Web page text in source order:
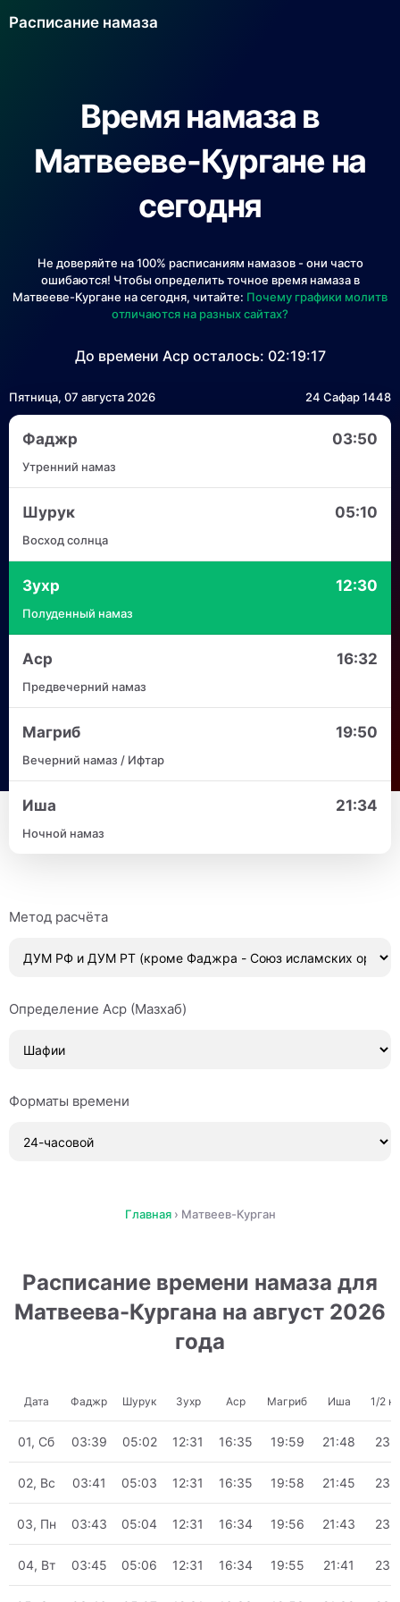
Расписание намаза
Время намаза в
Матвееве-Кургане на
сегодня
Не доверяйте на 100% расписаниям намазов - они часто
ошибаются! Чтобы определить точное время намаза в
Матвееве-Кургане на сегодня, читайте: Почему графики молитв
отличаются на разных сайтах?
До времени Аср осталось: 02:19:17
Пятница, 07 августа 2026 24 Сафар 1448
Фаджр 03:50
Утренний намаз
Шурук 05:10
Восход солнца
Зухр 12:30
Полуденный намаз
Аср 16:32
Предвечерний намаз
Магриб 19:50
Вечерний намаз / Ифтар
Иша 21:34
Ночной намаз
Метод расчёта
Определение Аср (Мазхаб)
Форматы времени
Главная› Матвеев-Курган
Расписание времени намаза для
Матвеева-Кургана на август 2026
года
Дата Фаджр Шурук Зухр Аср Магриб Иша 1/2
01, Сб 03:39 05:02 12:31 16:35 19:59 21:48
02, Вс 03:41 05:03 12:31 16:35 19:58 21:45
03, Пн 03:43 05:04 12:31 16:34 19:56 21:43
04, Вт 03:45 05:06 12:31 16:34 19:55 21:41